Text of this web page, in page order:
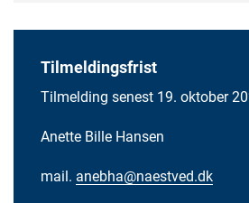
Tilmeldingsfrist
Tilmelding senest 19. oktober
Anette Bille Hansen
mail. anebha@naestved.dk